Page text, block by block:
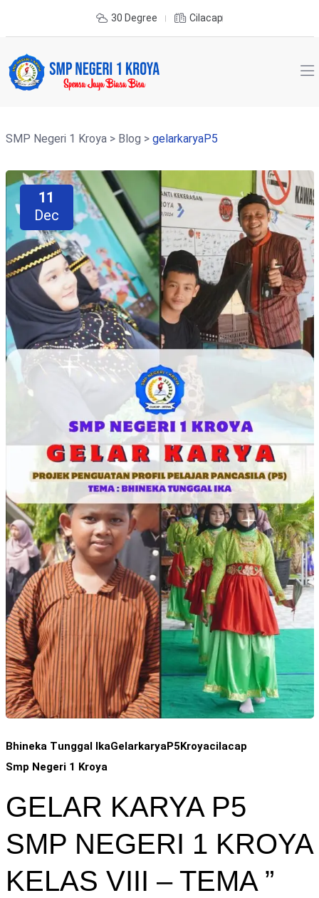
30 Degree Cilacap
SMP Negeri 1 Kroya> Blog > gelarkaryaP5
11
Dec
Bhineka Tunggal IkaGelarkaryaP5 Kroyacilacap
Smp Negeri 1 Kroya
GELAR KARYA P5
SMP NEGERI 1 KROYA
KELAS VIII – TEMA ”